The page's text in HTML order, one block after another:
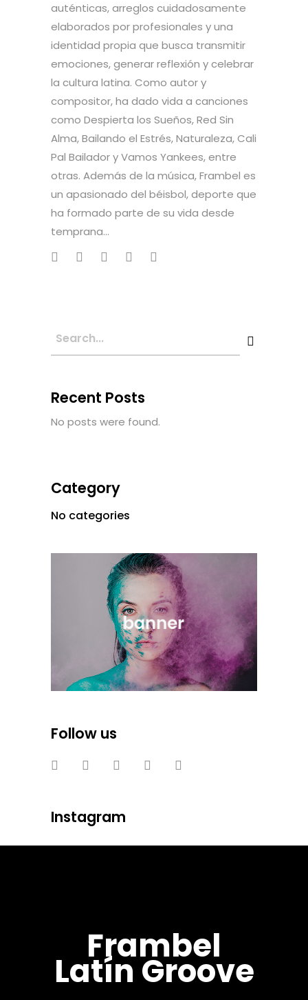
auténticas, arreglos cuidadosamente
elaborados por profesionales y una
identidad propia que busca transmitir
emociones, generar reflexión y celebrar
la cultura latina. Como autor y
compositor, ha dado vida a canciones
como Despierta los Sueños, Red Sin
Alma, Bailando el Estrés, Naturaleza, Cali
Pal Bailador y Vamos Yankees, entre
otras. Además de la música, Frambel es
un apasionado del béisbol, deporte que
ha formado parte de su vida desde
temprana...
Recent Posts
No posts were found.
Category
No categories
Follow us
Instagram
Frambel
Latín Groove